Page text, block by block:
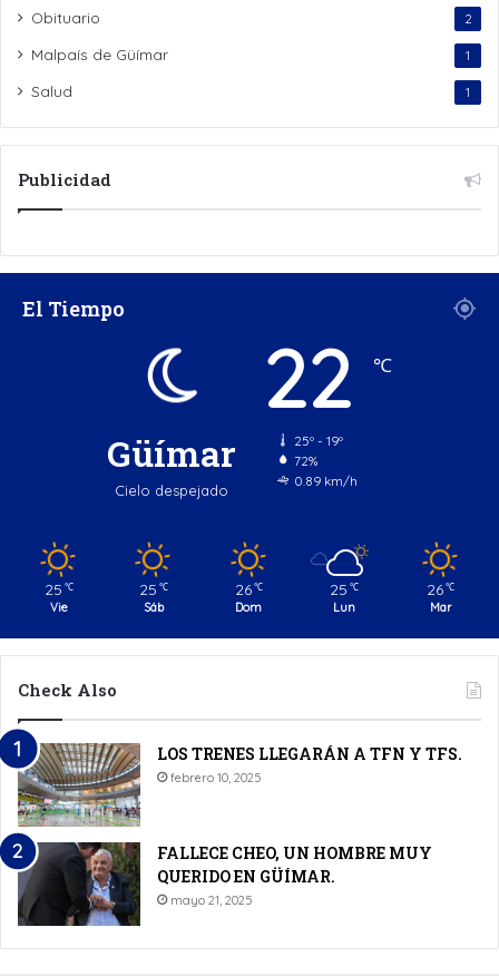
Obituario 2
Malpaís de Güímar 1
Salud 1
Publicidad
El Tiempo
Güímar
Cielo despejado
22 ℃
25º - 19º
72%
0.89 km/h
25 ℃
Vie
25 ℃
Sáb
26 ℃
Dom
25 ℃
Lun
26 ℃
Mar
Check Also
LOS TRENES LLEGARÁN A TFN Y TFS.
febrero 10, 2025
FALLECE CHEO, UN HOMBRE MUY
QUERIDO EN GÜÍMAR.
mayo 21, 2025